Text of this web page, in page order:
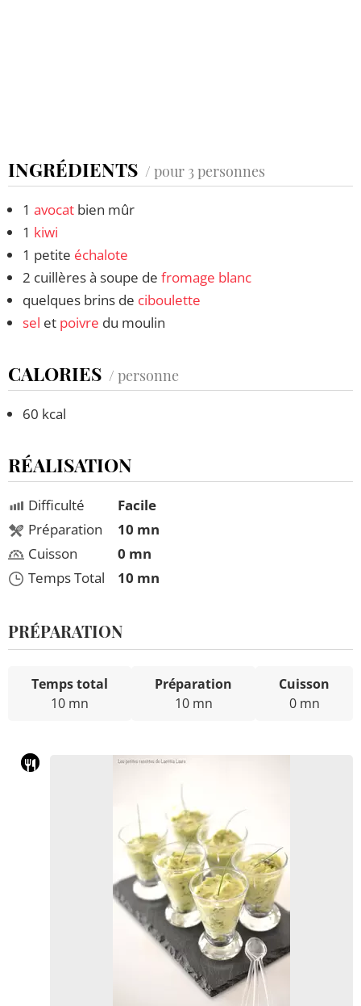
INGRÉDIENTS / pour 3 personnes
1 avocat bien mûr
1 kiwi
1 petite échalote
2 cuillères à soupe de fromage blanc
quelques brins de ciboulette
sel et poivre du moulin
CALORIES / personne
60 kcal
RÉALISATION
Difficulté
Préparation
Cuisson
Temps Total
Facile
10 mn
0 mn
10 mn
PRÉPARATION
Temps total
10 mn
Préparation
10 mn
Cuisson
0 mn